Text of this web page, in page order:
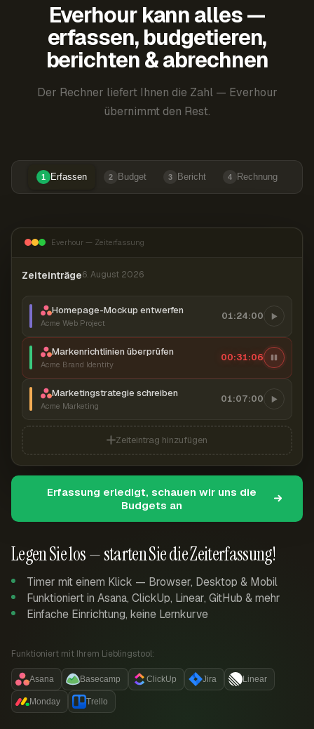
Everhour kann alles —
erfassen, budgetieren,
berichten & abrechnen
Der Rechner liefert Ihnen die Zahl — Everhour
übernimmt den Rest.
1 Erfassen 2 Budget 3 Bericht 4 Rechnung
Legen Sie los — starten Sie die Zeiterfassung!
Timer mit einem Klick — Browser, Desktop & Mobil
Funktioniert in Asana, ClickUp, Linear, GitHub & mehr
Einfache Einrichtung, keine Lernkurve
Funktioniert mit Ihrem Lieblingstool:
Asana Basecamp ClickUp Jira Linear
Monday Trello
Everhour — Zeiterfassung
Zeiteinträge6. August 2026
Homepage-Mockup entwerfen
Acme Web Project
01:24:00
Markenrichtlinien überprüfen
Acme Brand Identity
00:31:06
Marketingstrategie schreiben
Acme Marketing
01:07:00
Zeiteintrag hinzufügen
Erfassung erledigt, schauen wir uns die
Budgets an